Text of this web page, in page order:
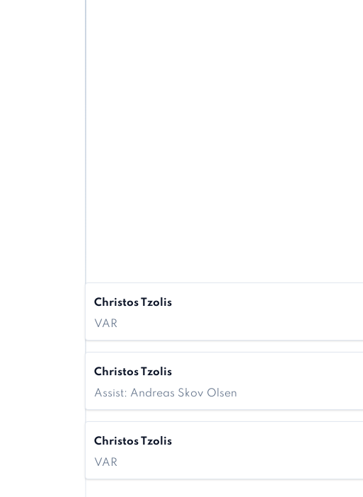
Christos Tzolis
VAR
Christos Tzolis
Assist: Andreas Skov Olsen
Christos Tzolis
VAR